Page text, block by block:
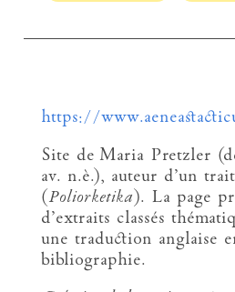
https://
Site de Maria Pretzler
av. n.è.), auteur d’un
(Poliorketika). La page
d’extraits classés
une traduction anglaise
bibliographie.